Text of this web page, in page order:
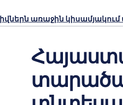
առաջին կիսամյակում